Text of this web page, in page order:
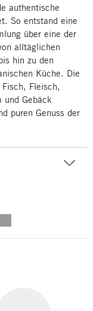
authentische
So entstand eine
über eine der
alltäglichen
hin zu den
Küche. Die
Fleisch,
und Gebäck
puren Genuss der